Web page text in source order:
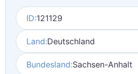
ID:121129
Land:Deutschland
Bundesland:Sachsen-Anhalt